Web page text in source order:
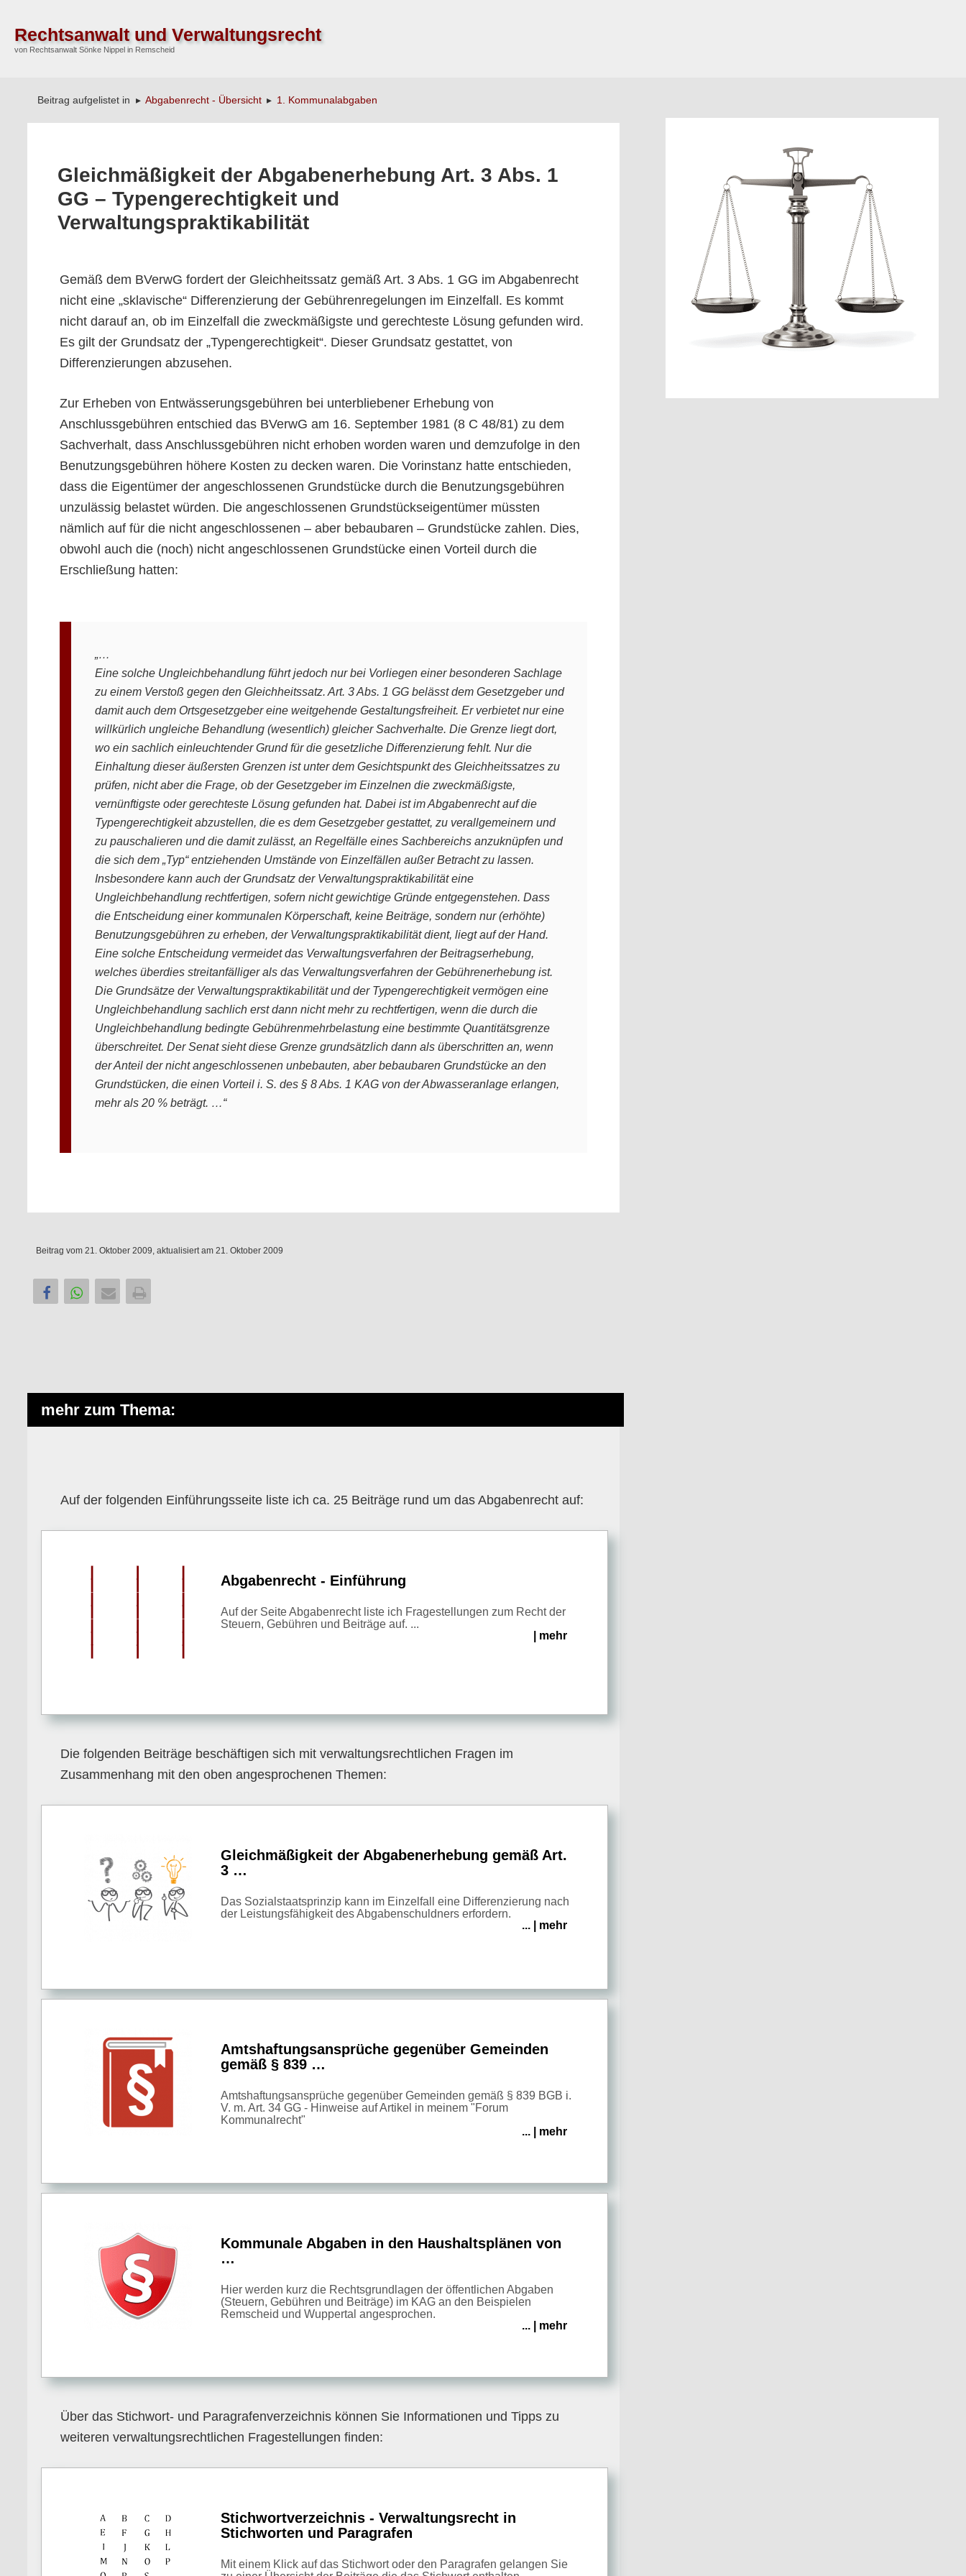
Rechtsanwalt und Verwaltungsrecht
von Rechtsanwalt Sönke Nippel in Remscheid
Beitrag aufgelistet in ▸ Abgabenrecht - Übersicht ▸ 1. Kommunalabgaben
Gleichmäßigkeit der Abgabenerhebung Art. 3 Abs. 1
GG – Typengerechtigkeit und
Verwaltungspraktikabilität
Gemäß dem BVerwG fordert der Gleichheitssatz gemäß Art. 3 Abs. 1 GG im Abgabenrecht
nicht eine „sklavische“ Differenzierung der Gebührenregelungen im Einzelfall. Es kommt
nicht darauf an, ob im Einzelfall die zweckmäßigste und gerechteste Lösung gefunden wird.
Es gilt der Grundsatz der „Typengerechtigkeit“. Dieser Grundsatz gestattet, von
Differenzierungen abzusehen.
Zur Erheben von Entwässerungsgebühren bei unterbliebener Erhebung von
Anschlussgebühren entschied das BVerwG am 16. September 1981 (8 C 48/81) zu dem
Sachverhalt, dass Anschlussgebühren nicht erhoben worden waren und demzufolge in den
Benutzungsgebühren höhere Kosten zu decken waren. Die Vorinstanz hatte entschieden,
dass die Eigentümer der angeschlossenen Grundstücke durch die Benutzungsgebühren
unzulässig belastet würden. Die angeschlossenen Grundstückseigentümer müssten
nämlich auf für die nicht angeschlossenen – aber bebaubaren – Grundstücke zahlen. Dies,
obwohl auch die (noch) nicht angeschlossenen Grundstücke einen Vorteil durch die
Erschließung hatten:
„…
Eine solche Ungleichbehandlung führt jedoch nur bei Vorliegen einer besonderen Sachlage
zu einem Verstoß gegen den Gleichheitssatz. Art. 3 Abs. 1 GG belässt dem Gesetzgeber und
damit auch dem Ortsgesetzgeber eine weitgehende Gestaltungsfreiheit. Er verbietet nur eine
willkürlich ungleiche Behandlung (wesentlich) gleicher Sachverhalte. Die Grenze liegt dort,
wo ein sachlich einleuchtender Grund für die gesetzliche Differenzierung fehlt. Nur die
Einhaltung dieser äußersten Grenzen ist unter dem Gesichtspunkt des Gleichheitssatzes zu
prüfen, nicht aber die Frage, ob der Gesetzgeber im Einzelnen die zweckmäßigste,
vernünftigste oder gerechteste Lösung gefunden hat. Dabei ist im Abgabenrecht auf die
Typengerechtigkeit abzustellen, die es dem Gesetzgeber gestattet, zu verallgemeinern und
zu pauschalieren und die damit zulässt, an Regelfälle eines Sachbereichs anzuknüpfen und
die sich dem „Typ“ entziehenden Umstände von Einzelfällen außer Betracht zu lassen.
Insbesondere kann auch der Grundsatz der Verwaltungspraktikabilität eine
Ungleichbehandlung rechtfertigen, sofern nicht gewichtige Gründe entgegenstehen. Dass
die Entscheidung einer kommunalen Körperschaft, keine Beiträge, sondern nur (erhöhte)
Benutzungsgebühren zu erheben, der Verwaltungspraktikabilität dient, liegt auf der Hand.
Eine solche Entscheidung vermeidet das Verwaltungsverfahren der Beitragserhebung,
welches überdies streitanfälliger als das Verwaltungsverfahren der Gebührenerhebung ist.
Die Grundsätze der Verwaltungspraktikabilität und der Typengerechtigkeit vermögen eine
Ungleichbehandlung sachlich erst dann nicht mehr zu rechtfertigen, wenn die durch die
Ungleichbehandlung bedingte Gebührenmehrbelastung eine bestimmte Quantitätsgrenze
überschreitet. Der Senat sieht diese Grenze grundsätzlich dann als überschritten an, wenn
der Anteil der nicht angeschlossenen unbebauten, aber bebaubaren Grundstücke an den
Grundstücken, die einen Vorteil i. S. des § 8 Abs. 1 KAG von der Abwasseranlage erlangen,
mehr als 20 % beträgt. …“
Beitrag vom 21. Oktober 2009 , aktualisiert am 21. Oktober 2009
mehr zum Thema:
Auf der folgenden Einführungsseite liste ich ca. 25 Beiträge rund um das Abgabenrecht auf:
Abgabenrecht - Einführung
Auf der Seite Abgabenrecht liste ich Fragestellungen zum Recht der
Steuern, Gebühren und Beiträge auf. ...
| mehr
Die folgenden Beiträge beschäftigen sich mit verwaltungsrechtlichen Fragen im
Zusammenhang mit den oben angesprochenen Themen:
Gleichmäßigkeit der Abgabenerhebung gemäß Art.
3 …
Das Sozialstaatsprinzip kann im Einzelfall eine Differenzierung nach
der Leistungsfähigkeit des Abgabenschuldners erfordern.
... | mehr
Amtshaftungsansprüche gegenüber Gemeinden
gemäß § 839 …
Amtshaftungsansprüche gegenüber Gemeinden gemäß § 839 BGB i.
V. m. Art. 34 GG - Hinweise auf Artikel in meinem "Forum
Kommunalrecht"
... | mehr
Kommunale Abgaben in den Haushaltsplänen von
…
Hier werden kurz die Rechtsgrundlagen der öffentlichen Abgaben
(Steuern, Gebühren und Beiträge) im KAG an den Beispielen
Remscheid und Wuppertal angesprochen.
... | mehr
Über das Stichwort- und Paragrafenverzeichnis können Sie Informationen und Tipps zu
weiteren verwaltungsrechtlichen Fragestellungen finden:
Stichwortverzeichnis - Verwaltungsrecht in
Stichworten und Paragrafen
Mit einem Klick auf das Stichwort oder den Paragrafen gelangen Sie